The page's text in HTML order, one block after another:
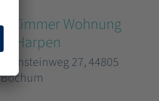
2-Zimmer Wohnung
in Harpen
Bernsteinweg 27, 44805
Bochum